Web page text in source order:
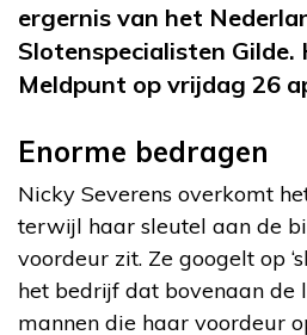
ergernis van het
Slotenspecialisten Gilde.
Meldpunt op vrijdag 26
Enorme bedragen
Nicky Severens overkomt
terwijl haar sleutel aan de
voordeur zit. Ze googelt op
het bedrijf dat bovenaan de
mannen die haar voordeur